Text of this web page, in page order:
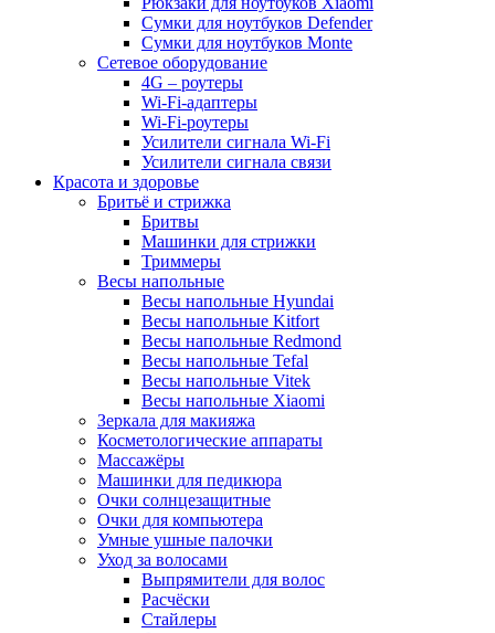
Сумки для ноутбуков Defender
Сумки для ноутбуков Monte
Сетевое оборудование
4G – роутеры
Wi-Fi-адаптеры
Wi-Fi-роутеры
Усилители сигнала Wi-Fi
Усилители сигнала связи
Красота и здоровье
Бритьё и стрижка
Бритвы
Машинки для стрижки
Триммеры
Весы напольные
Весы напольные Hyundai
Весы напольные Kitfort
Весы напольные Redmond
Весы напольные Tefal
Весы напольные Vitek
Весы напольные Xiaomi
Зеркала для макияжа
Косметологические аппараты
Массажёры
Машинки для педикюра
Очки cолнцезащитные
Очки для компьютера
Умные ушные палочки
Уход за волосами
Выпрямители для волос
Расчёски
Стайлеры